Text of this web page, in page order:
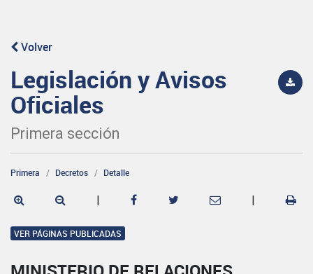
Volver
Legislación y Avisos
Oficiales
Primera sección
Primera Decretos Detalle
| |
VER PÁGINAS PUBLICADAS